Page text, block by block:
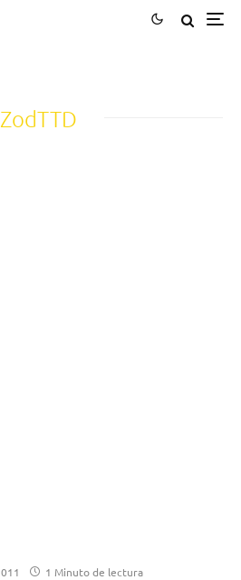
ZodTTD
1 Minuto de lectura